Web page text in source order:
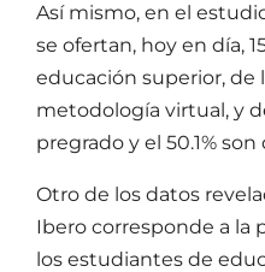
Así mismo, en el
se ofertan, hoy en día,
educación superior, de
metodología virtual, y
pregrado y el 50.1%
Otro de los datos
Ibero corresponde a la
los estudiantes de